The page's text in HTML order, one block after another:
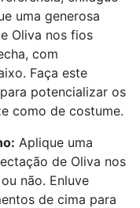
uma generosa
Oliva nos fios
com
Faça este
potencializar os
como de costume.
Aplique uma
de Oliva nos
não. Enluve
de cima para